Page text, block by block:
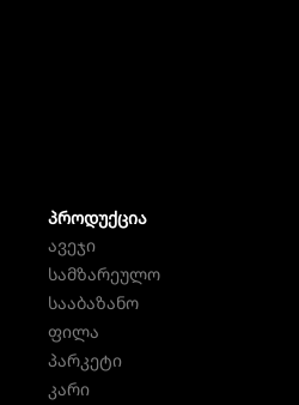
ᲞᲠᲝᲓᲣᲥᲪᲘᲐ
ავეჯი
სამზარეულო
სააბაზანო
ფილა
პარკეტი
კარი